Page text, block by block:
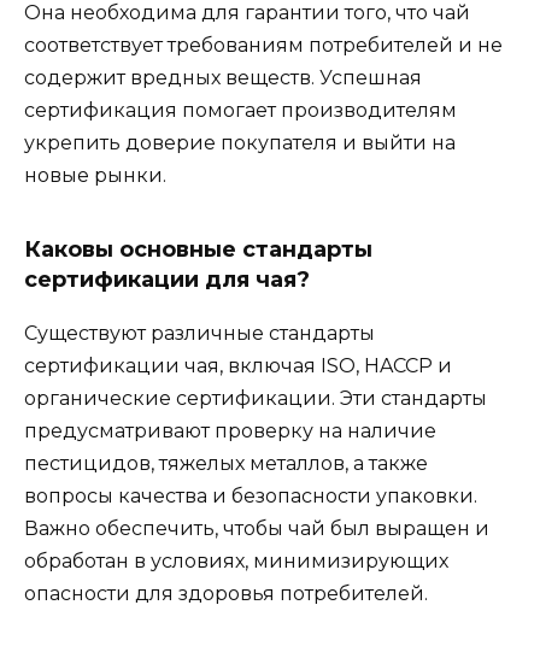
Она необходима для гарантии того, что чай
соответствует требованиям потребителей и не
содержит вредных веществ. Успешная
сертификация помогает производителям
укрепить доверие покупателя и выйти на
новые рынки.
Каковы основные стандарты
сертификации для чая?
Существуют различные стандарты
сертификации чая, включая ISO, HACCP и
органические сертификации. Эти стандарты
предусматривают проверку на наличие
пестицидов, тяжелых металлов, а также
вопросы качества и безопасности упаковки.
Важно обеспечить, чтобы чай был выращен и
обработан в условиях, минимизирующих
опасности для здоровья потребителей.